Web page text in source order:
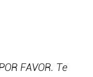
FAVOR. Te